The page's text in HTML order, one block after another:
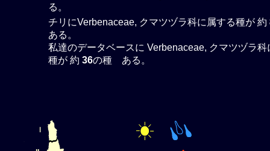
る。
チリにVerbenaceae, クマツヅラ科に属する種が 約
ある。
私達のデータベースに Verbenaceae, クマツヅラ科
種が 約 36の種 ある。